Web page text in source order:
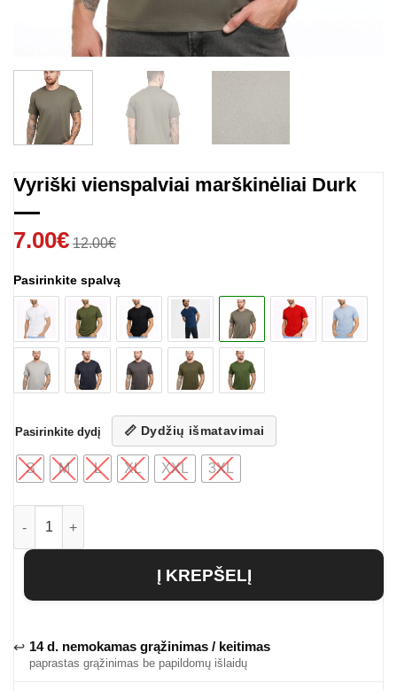
Vyriški vienspalviai marškinėliai Durk
7.00€ 12.00€
Pasirinkite spalvą
Pasirinkite dydį 📏 Dydžių išmatavimai
S M L XL XXL 3XL
produkto kiekis: Vyriški vienspalviai marškinėliai Durk
Į KREPŠELĮ
↩ 14 d. nemokamas grąžinimas / keitimas
paprastas grąžinimas be papildomų išlaidų